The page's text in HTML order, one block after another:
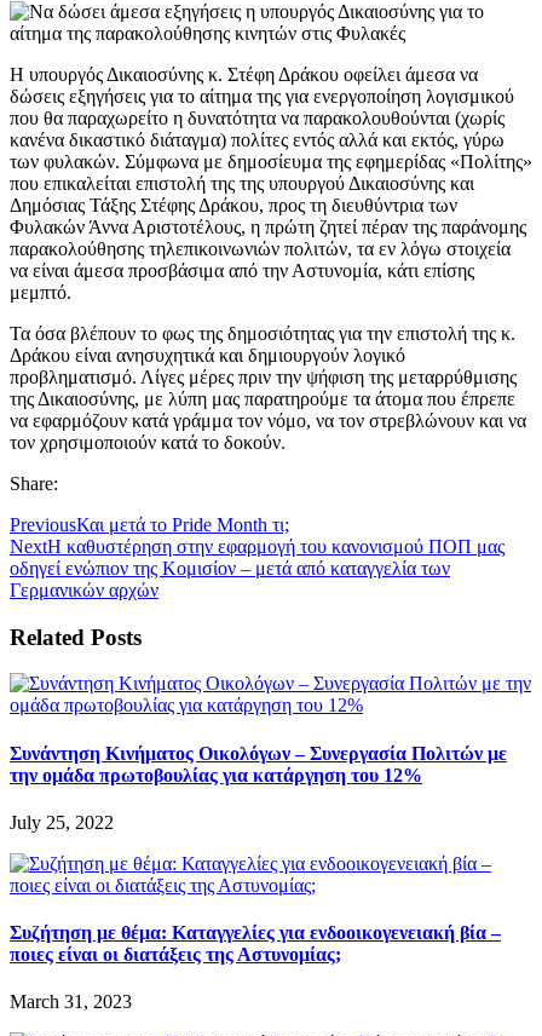
Η υπουργός Δικαιοσύνης κ. Στέφη Δράκου οφείλει άμεσα να
δώσεις εξηγήσεις για το αίτημα της για ενεργοποίηση λογισμικού
που θα παραχωρείτο η δυνατότητα να παρακολουθούνται (χωρίς
κανένα δικαστικό διάταγμα) πολίτες εντός αλλά και εκτός, γύρω
των φυλακών. Σύμφωνα με δημοσίευμα της εφημερίδας «Πολίτης»
που επικαλείται επιστολή της της υπουργού Δικαιοσύνης και
Δημόσιας Τάξης Στέφης Δράκου, προς τη διευθύντρια των
Φυλακών Άννα Αριστοτέλους, η πρώτη ζητεί πέραν της παράνομης
παρακολούθησης τηλεπικοινωνιών πολιτών, τα εν λόγω στοιχεία
να είναι άμεσα προσβάσιμα από την Αστυνομία, κάτι επίσης
μεμπτό.
Τα όσα βλέπουν το φως της δημοσιότητας για την επιστολή της κ.
Δράκου είναι ανησυχητικά και δημιουργούν λογικό
προβληματισμό. Λίγες μέρες πριν την ψήφιση της μεταρρύθμισης
της Δικαιοσύνης, με λύπη μας παρατηρούμε τα άτομα που έπρεπε
να εφαρμόζουν κατά γράμμα τον νόμο, να τον στρεβλώνουν και να
τον χρησιμοποιούν κατά το δοκούν.
Share:
PreviousΚαι μετά το Pride Month τι;
NextΗ καθυστέρηση στην εφαρμογή του κανονισμού ΠΟΠ μας
οδηγεί ενώπιον της Κομισίον – μετά από καταγγελία των
Γερμανικών αρχών
Related Posts
Συνάντηση Κινήματος Οικολόγων – Συνεργασία Πολιτών με
την ομάδα πρωτοβουλίας για κατάργηση του 12%
July 25, 2022
Συζήτηση με θέμα: Καταγγελίες για ενδοοικογενειακή βία –
ποιες είναι οι διατάξεις της Αστυνομίας;
March 31, 2023